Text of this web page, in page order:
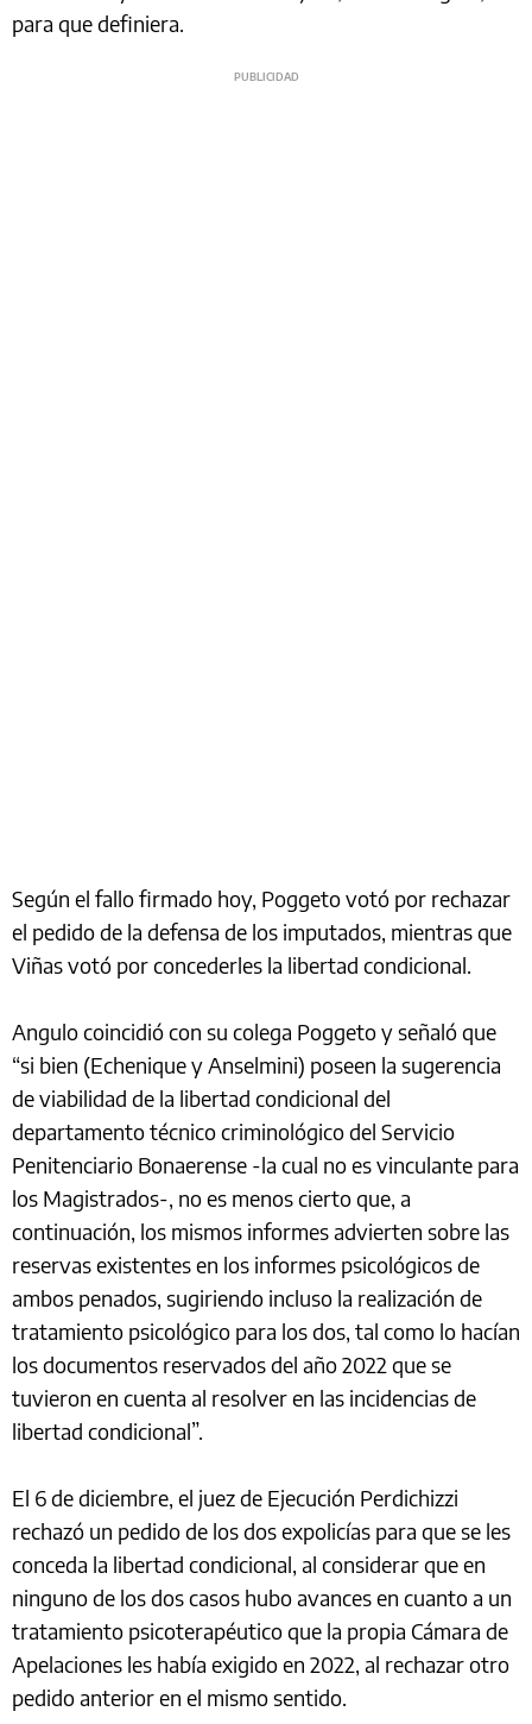
para que definiera.
Según el fallo firmado hoy, Poggeto votó por rechazar
el pedido de la defensa de los imputados, mientras que
Viñas votó por concederles la libertad condicional.
Angulo coincidió con su colega Poggeto y señaló que
“si bien (Echenique y Anselmini) poseen la sugerencia
de viabilidad de la libertad condicional del
departamento técnico criminológico del Servicio
Penitenciario Bonaerense -la cual no es vinculante para
los Magistrados-, no es menos cierto que, a
continuación, los mismos informes advierten sobre las
reservas existentes en los informes psicológicos de
ambos penados, sugiriendo incluso la realización de
tratamiento psicológico para los dos, tal como lo hacían
los documentos reservados del año 2022 que se
tuvieron en cuenta al resolver en las incidencias de
libertad condicional”.
El 6 de diciembre, el juez de Ejecución Perdichizzi
rechazó un pedido de los dos expolicías para que se les
conceda la libertad condicional, al considerar que en
ninguno de los dos casos hubo avances en cuanto a un
tratamiento psicoterapéutico que la propia Cámara de
Apelaciones les había exigido en 2022, al rechazar otro
pedido anterior en el mismo sentido.